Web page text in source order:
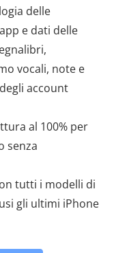
delle
e dati delle
vocali, note e
account
al 100% per
senza
tutti i modelli di
gli ultimi iPhone